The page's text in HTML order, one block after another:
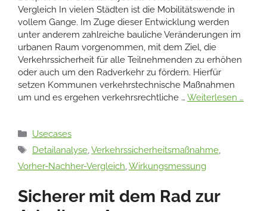
Vergleich In vielen Städten ist die Mobilitätswende in
vollem Gange. Im Zuge dieser Entwicklung werden
unter anderem zahlreiche bauliche Veränderungen im
urbanen Raum vorgenommen, mit dem Ziel, die
Verkehrssicherheit für alle Teilnehmenden zu erhöhen
oder auch um den Radverkehr zu fördern. Hierfür
setzen Kommunen verkehrstechnische Maßnahmen
um und es ergehen verkehrsrechtliche … Weiterlesen …
Kategorien
Usecases
Schlagwörter
Detailanalyse,Verkehrssicherheitsmaßnahme,
Vorher-Nachher-Vergleich,Wirkungsmessung
Sicherer mit dem Rad zur